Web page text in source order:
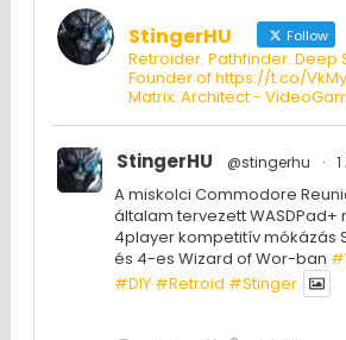
StingerHU Follow
Retroider. Pathfinder. Deep
Founder of https://t.co/
Matrix: Architect -
StingerHU @stingerhu ·
A miskolci Commodore
általam tervezett WASDPad+
4player kompetitív mókázás
és 4-es Wizard of Wor-ban
#DIY #Retroid #Stinger